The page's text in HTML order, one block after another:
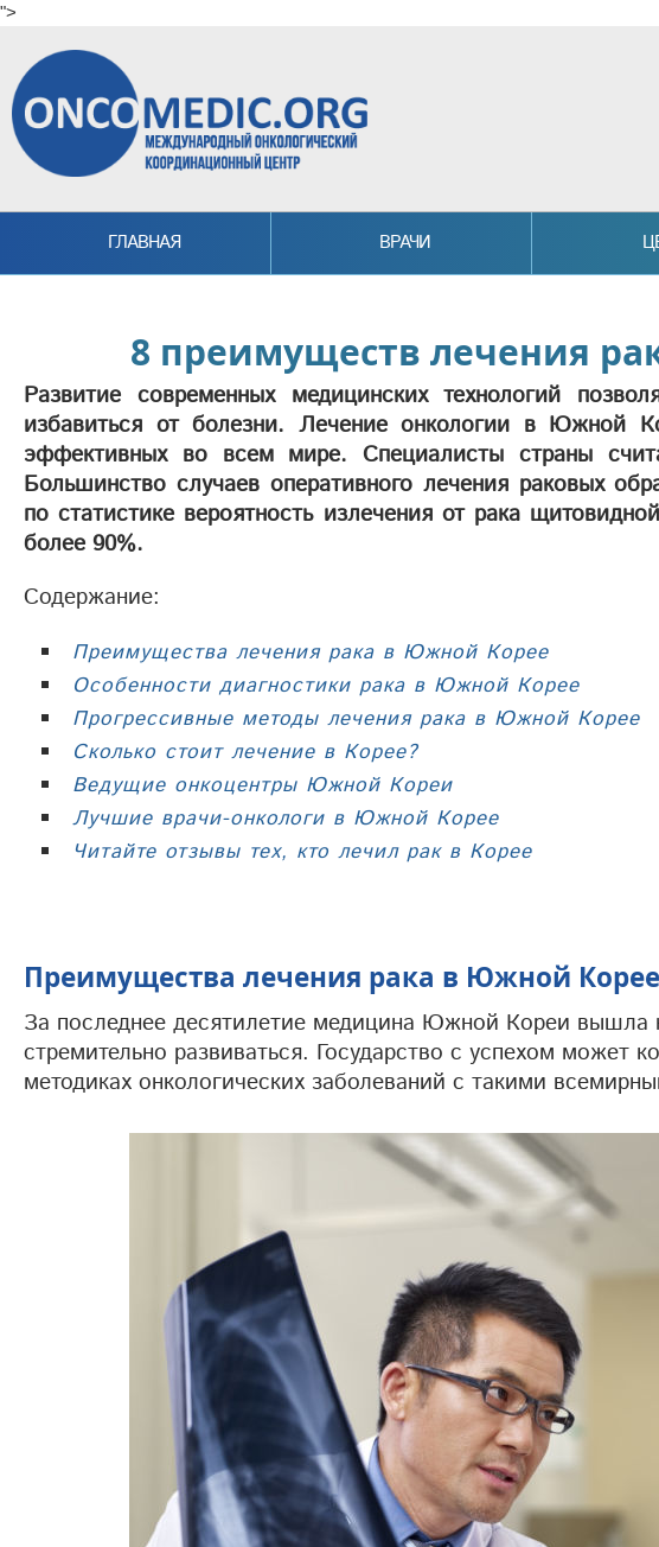
">
ГЛАВНАЯ ВРАЧИ
8 преимуществ лечения
Развитие современных медицинских технологий
избавиться от болезни. Лечение онкологии в Южной
эффективных во всем мире. Специалисты страны
Большинство случаев оперативного лечения раковых
по статистике вероятность излечения от рака
более 90%.
Содержание:
Преимущества лечения рака в Южной Корее
Особенности диагностики рака в Южной Корее
Прогрессивные методы лечения рака в Южной Корее
Сколько стоит лечение в Корее?
Ведущие онкоцентры Южной Кореи
Лучшие врачи-онкологи в Южной Корее
Читайте отзывы тех, кто лечил рак в Корее
Преимущества лечения рака в Южной Корее
За последнее десятилетие медицина Южной Кореи вышла
стремительно развиваться. Государство с успехом может
методиках онкологических заболеваний с такими